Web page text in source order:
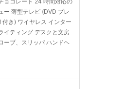
ー 薄型テレビ (DVD プレ
き) ワイヤレス インター
イティング デスクと文房
ーブ、スリッパ ハンドヘ